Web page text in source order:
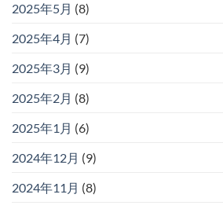
2025年5月 (8)
2025年4月 (7)
2025年3月 (9)
2025年2月 (8)
2025年1月 (6)
2024年12月 (9)
2024年11月 (8)